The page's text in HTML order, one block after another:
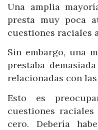
Una amplia
presta muy poca
cuestiones raciales
Sin embargo, una
prestaba
relacionadas con
Esto es
cuestiones
cero. Debería